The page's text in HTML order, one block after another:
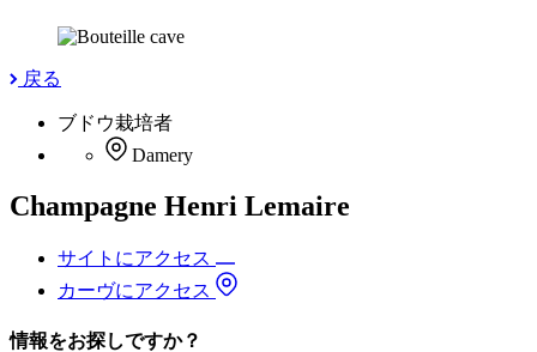
戻る
ブドウ栽培者
Damery
Champagne Henri Lemaire
サイトにアクセス
カーヴにアクセス
情報をお探しですか？